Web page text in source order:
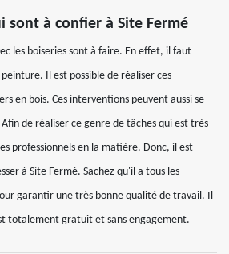
sont à confier à Site Fermé
les boiseries sont à faire. En effet, il faut
Il est possible de réaliser ces
en bois. Ces interventions peuvent aussi se
de réaliser ce genre de tâches qui est très
professionnels en la matière. Donc, il est
à Site Fermé. Sachez qu'il a tous les
garantir une très bonne qualité de travail. Il
totalement gratuit et sans engagement.